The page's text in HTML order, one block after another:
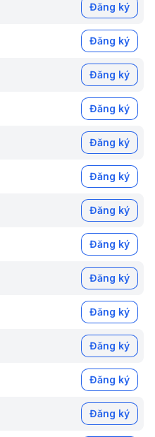
Đăng ký
Đăng ký
Đăng ký
Đăng ký
Đăng ký
Đăng ký
Đăng ký
Đăng ký
Đăng ký
Đăng ký
Đăng ký
Đăng ký
Đăng ký